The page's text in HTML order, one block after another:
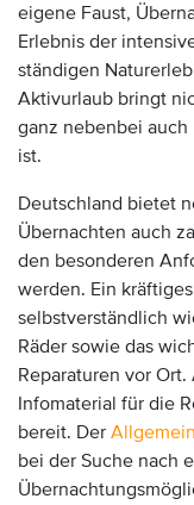
eigene Faust,
Erlebnis der
ständigen
Aktivurlaub bringt
ganz nebenbei
ist.
Deutschland bietet
Übernachten auch
den besonderen
werden. Ein
selbstverständlich
Räder sowie das
Reparaturen vor
Infomaterial für die
bereit. Der
bei der Suche nach